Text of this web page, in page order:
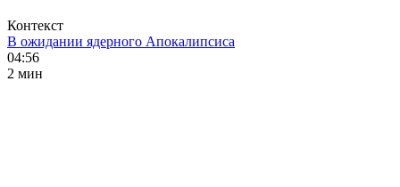
Контекст
В ожидании ядерного Апокалипсиса
04:56
2 мин